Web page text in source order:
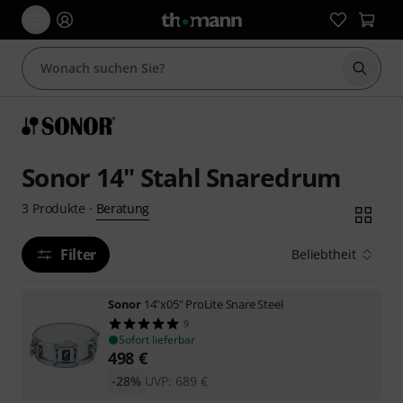
Suche
Sonor 14" Stahl Snaredrum
3 Produkte · Beratung
Filter Beliebtheit
Sonor 14"x05" ProLite Snare Steel
9
Sofort lieferbar
498 €
UVP: 689 €
-28%